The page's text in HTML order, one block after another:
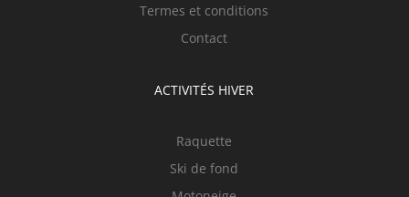
Termes et conditions
Contact
ACTIVITÉS HIVER
Raquette
Ski de fond